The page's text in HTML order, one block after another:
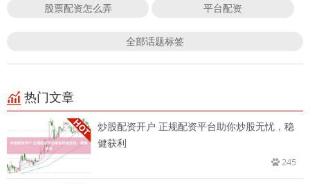
股票配资怎么弄 平台配资
全部话题标签
热门文章
炒股配资开户 正规配资平台助你炒股无忧，稳
健获利
245